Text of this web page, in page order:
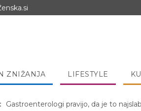
ZNIŽANJA LIFESTYLE
Hibernacijska dieta: Zakaj je pred